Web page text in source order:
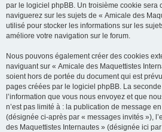
par le logiciel phpBB. Un troisième cookie sera
naviguerez sur les sujets de « Amicale des
utilisé pour stocker les informations sur les
améliore votre navigation sur le forum.
Nous pouvons également créer des cookies
naviguant sur « Amicale des Maquettistes
soient hors de portée du document qui est
pages créées par le logiciel phpBB. La
l’information que vous nous envoyez et que
n’est pas limité à : la publication de message
(désignée ci-après par « messages invités »),
des Maquettistes Internautes » (désignée ici